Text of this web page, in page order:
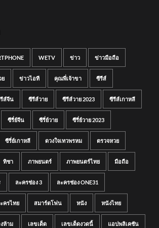
WETV ข่าว ข่าวมือถือ
ย ข่าวไอที คุณพี่เจ้าขา ซีรีส์
ส์จีน ซีรีส์วาย ซีรีส์วาย 2023 ซีรีส์เกาหลี
ซีรี่ย์จีน ซีรี่ย์วาย ซีรี่ย์วาย 2023
ซีรี่ย์เกาหลี ดวงใจเทวพรหม ตรวจหวย
ทิชา ภาพยนตร์ ภาพยนตร์ไทย มือถือ
ละครช่อง 3 ละครช่อง ONE31
ครไทย สมาร์ตโฟน หนัง หนังไทย
ห้าม เลขเด็ด เลขเด็ดงวดนี้ แอปพลิเคชัน